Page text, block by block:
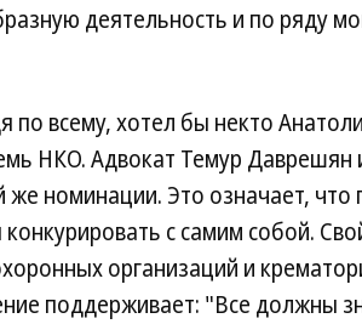
деятельность и по ряду
по всему, хотел бы некто
НКО. Адвокат Темур Даврешян
же номинации. Это означает, что
с самим собой.
организаций и
поддерживает: "Все должны